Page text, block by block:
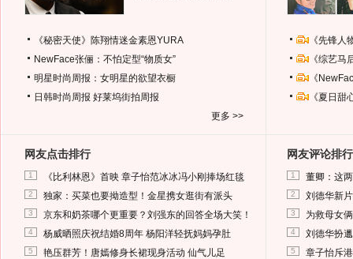
《秘密天使》陈翔情迷金素恩YURA
NewFace张俪：不怕定型“物质女”
明星时尚周报：女明星的欲望衣橱
日韩时尚周报 好莱坞街拍周报
更多 >>
《先锋
《综艺
《
《夏日
网友点击排行
1 《比利林恩》首映 章子怡范冰冰冯小刚捧场红毯
2 独家：买菜也要拗造型！金星携女逛街有派头
3 京东和奶茶哪个更重要？刘强东的回答全场大笑！
4 杨威晒照庆祝结婚8周年 杨阳洋轻抚妈妈孕肚
5 艳压群芳！唐嫣修身长裙现身活动 仙气儿足
网友评论排行
1 董卿：这
2 刘德华新
3 为救母女
4 刘德华扮
5 章子怡斥